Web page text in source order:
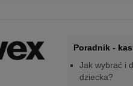
Poradnik -
Jak wybrać i
dziecka?